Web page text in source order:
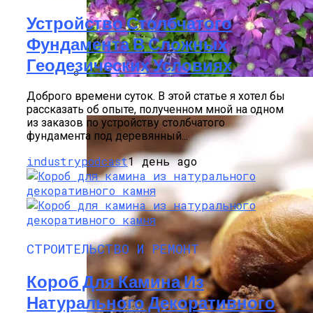
Размножение Клематиса Семенами
Устройство Столбчатого
Фундамента В Сложных
Геодезических Условиях
Доброго времени суток. В этой статье я хотел бы
рассказать об опыте, полученном мной на одном
из заказов по устройству столбчатого
фундамента под деревянный...
industrypodcast1 день ago
СТРОИТЕЛЬСТВО И РЕМОНТ
Короб Для Камина Из
Натурального Декоративного